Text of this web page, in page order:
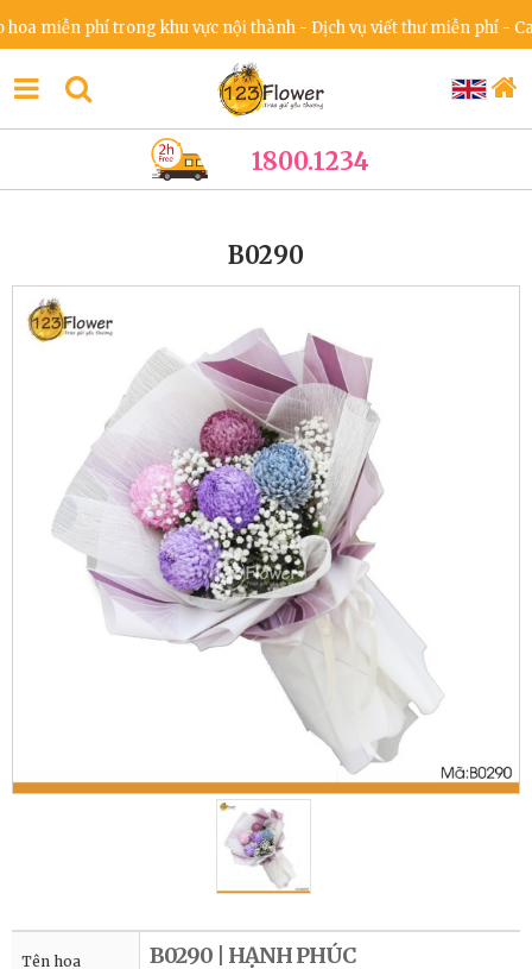
miễn phí trong khu vực nội thành - Dịch vụ viết thư miễn phí - Cam
1800.1234
B0290
Tên hoa B0290 | HẠNH PHÚC